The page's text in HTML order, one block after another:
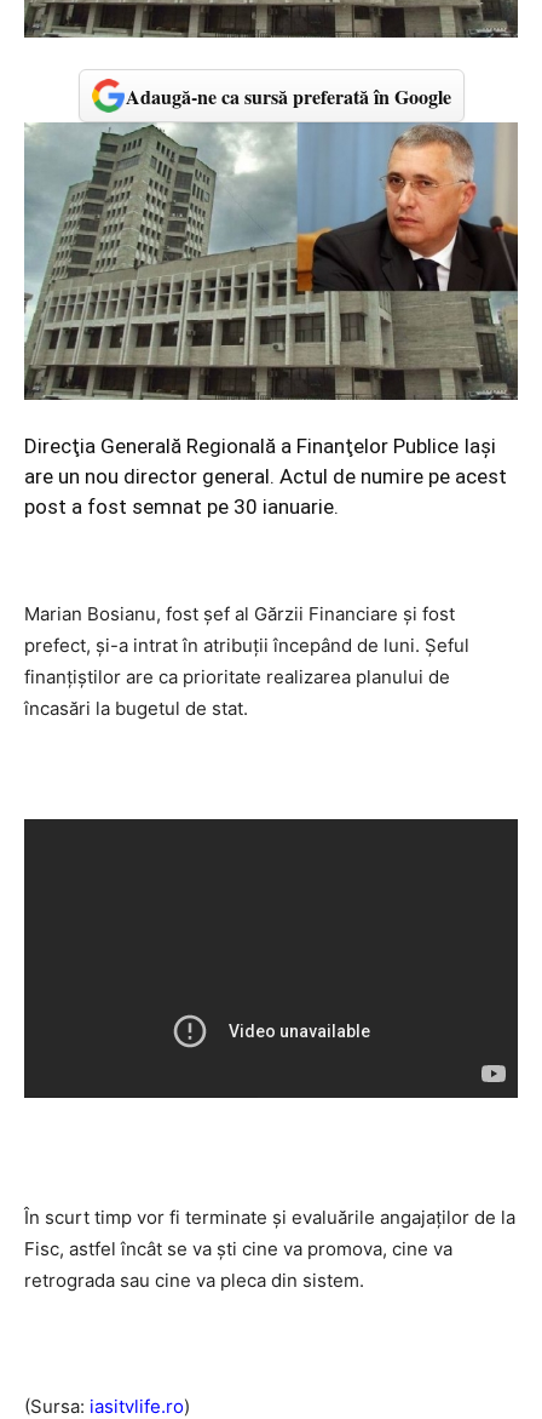
Adaugă-ne ca sursă preferată în Google
Direcţia Generală Regională a Finanţelor Publice Iaşi
are un nou director general. Actul de numire pe acest
post a fost semnat pe 30 ianuarie.
Marian Bosianu, fost şef al Gărzii Financiare şi fost
prefect, şi-a intrat în atribuţii începând de luni. Şeful
finanţiştilor are ca prioritate realizarea planului de
încasări la bugetul de stat.
În scurt timp vor fi terminate şi evaluările angajaţilor de la
Fisc, astfel încât se va şti cine va promova, cine va
retrograda sau cine va pleca din sistem.
(Sursa: iasitvlife.ro)